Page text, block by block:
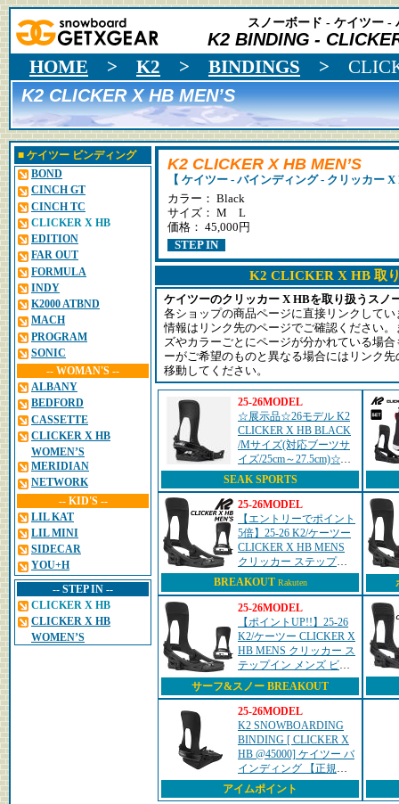
スノーボード - ケイツー -
K2 BINDING -
HOME > K2 > BINDINGS >
K2 CLICKER X HB MEN’S
■ ケイツー ビンディング
BOND
CINCH GT
CINCH TC
CLICKER X HB
EDITION
FAR OUT
FORMULA
INDY
K2000 ATBND
MACH
PROGRAM
SONIC
-- WOMAN'S --
ALBANY
BEDFORD
CASSETTE
CLICKER X HB
WOMEN’S
MERIDIAN
NETWORK
-- KID'S --
LIL KAT
LIL MINI
SIDECAR
YOU+H
-- STEP IN --
CLICKER X HB
CLICKER X HB
WOMEN’S
K2 CLICKER X HB MEN’S
【 ケイツー - バインディング - クリッカー X
カラー： Black
サイズ： M L
価格： 45,000円
STEP IN
K2 CLICKER X HB 取
ケイツーのクリッカー X HBを取り扱うスノ
各ショップの商品ページに直接リンクして
情報はリンク先のページでご確認ください
ズやカラーごとにページが分かれている場
ーがご希望のものと異なる場合にはリンク
移動してください。
25-26MODEL
☆展示品☆26モデル K2
CLICKER X HB BLACK
/Mサイズ(対応ブーツサ
イズ/25cm～27.5cm)☆新
製品ですが展示会で使用
された為、50%OFFです
☆入荷は1セットのみで
す
SEAK SPORTS
25-26MODEL
【エントリーでポイント
5倍】25-26 K2/ケーツー
CLICKER X HB MENS
クリッカー ステップイ
ン メンズ ビンディング
バインディング スノー
ボード 2026 型落...
BREAKOUT Rakuten
25-26MODEL
【ポイントUP!!】25-26
K2/ケーツー CLICKER X
HB MENS クリッカー ス
テップイン メンズ ビン
ディング バインディン
グ スノーボード 2026 型
落ち
サーフ&スノー BREAKOUT
25-26MODEL
K2 SNOWBOARDING
BINDING [ CLICKER X
HB @45000] ケイツー バ
インディング 【正規代
理店商品】【送料無料】
【 スノボ 用品】
アイムポイント